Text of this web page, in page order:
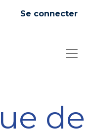
Se connecter
de